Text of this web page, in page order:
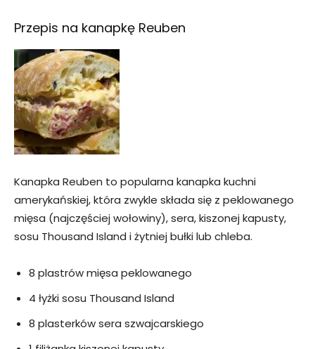
Przepis na kanapkę Reuben
Kanapka Reuben to popularna kanapka kuchni
amerykańskiej, która zwykle składa się z peklowanego
mięsa (najczęściej wołowiny), sera, kiszonej kapusty,
sosu Thousand Island i żytniej bułki lub chleba.
8 plastrów mięsa peklowanego
4 łyżki sosu Thousand Island
8 plasterków sera szwajcarskiego